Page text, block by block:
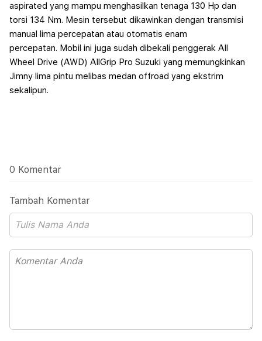
aspirated yang mampu menghasilkan tenaga 130 Hp dan
torsi 134 Nm. Mesin tersebut dikawinkan dengan transmisi
manual lima percepatan atau otomatis enam
percepatan. Mobil ini juga sudah dibekali penggerak All
Wheel Drive (AWD) AllGrip Pro Suzuki yang memungkinkan
Jimny lima pintu melibas medan offroad yang ekstrim
sekalipun.
0 Komentar
Tambah Komentar